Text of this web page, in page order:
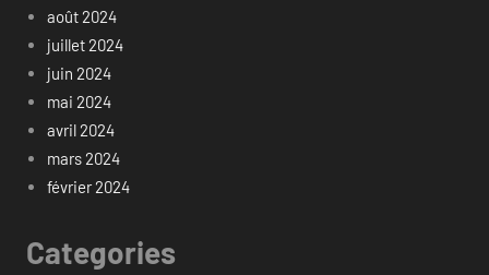
août 2024
juillet 2024
juin 2024
mai 2024
avril 2024
mars 2024
février 2024
Categories